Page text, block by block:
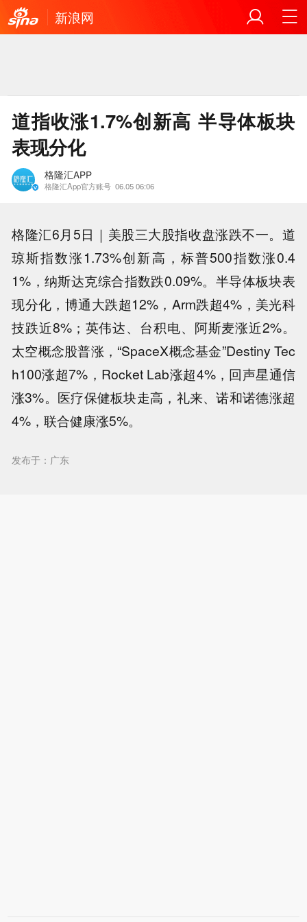
新浪网
道指收涨1.7%创新高 半导体板块
表现分化
格隆汇APP
格隆汇App官方账号 06.05 06:06
格隆汇6月5日｜美股三大股指收盘涨跌不一。道
琼斯指数涨1.73%创新高，标普500指数涨0.4
1%，纳斯达克综合指数跌0.09%。半导体板块表
现分化，博通大跌超12%，Arm跌超4%，美光科
技跌近8%；英伟达、台积电、阿斯麦涨近2%。
太空概念股普涨，“SpaceX概念基金”Destiny Tec
h100涨超7%，Rocket Lab涨超4%，回声星通信
涨3%。医疗保健板块走高，礼来、诺和诺德涨超
4%，联合健康涨5%。
发布于：广东